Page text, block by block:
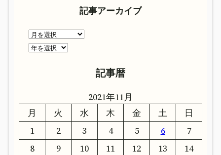
記事アーカイブ
ア
ー
ア
記事暦
2021年11月
月
火 水 木 金 土
日
1
2 3 4 5 6
7
8
9 10 11 12 13
14